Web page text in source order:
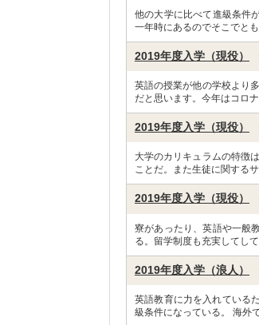
他の大学に比べて進級条件
一年時にあるのでそこでと
2019年度入学（現役）
英語の授業が他の学校より
だと思います。今年はコロ
2019年度入学（現役）
大学のカリキュラムの特徴
ことだ。また生徒に関する
2019年度入学（現役）
寮があったり、英語や一般
る。留学制度も充実してし
2019年度入学（浪人）
英語教育に力を入れている
級条件になっている。 海外